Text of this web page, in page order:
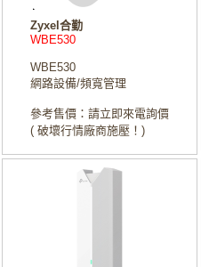
Zyxel合勤
WBE530
WBE530
網路設備/頻寬管理
參考售價：請立即來電詢價
( 破壞行情廠商施壓！)